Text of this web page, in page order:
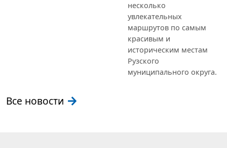
несколько
увлекательных
маршрутов по самым
красивым и
историческим местам
Рузского
муниципального округа.
Все новости